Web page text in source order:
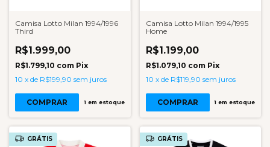
Camisa Lotto Milan 1994/1996
Third
R$1.999,00
R$1.799,10 com Pix
10 x de R$199,90 sem juros
COMPRAR 1em estoque
Camisa Lotto Milan 1994/1995
Home
R$1.199,00
R$1.079,10 com Pix
10 x de R$119,90 sem juros
COMPRAR 1 em estoque
GRÁTIS GRÁTIS